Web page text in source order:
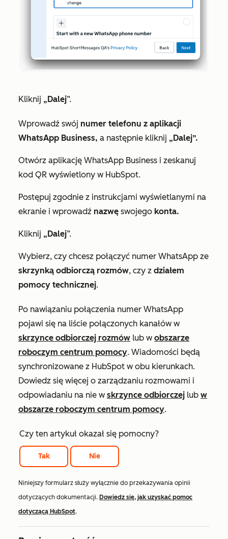
Kliknij „Dalej”.
Wprowadź swój numer telefonu z aplikacji
WhatsApp Business, a następnie kliknij „Dalej”.
Otwórz aplikację WhatsApp Business i zeskanuj
kod QR wyświetlony w HubSpot.
Postępuj zgodnie z instrukcjami wyświetlanymi na
ekranie i wprowadź nazwę swojego konta.
Kliknij „Dalej”.
Wybierz, czy chcesz połączyć numer WhatsApp ze
skrzynką odbiorczą rozmów, czy z działem
pomocy technicznej.
Po nawiązaniu połączenia numer WhatsApp
pojawi się na liście połączonych kanałów w
skrzynce odbiorczej rozmów lub w obszarze
roboczym centrum pomocy. Wiadomości będą
synchronizowane z HubSpot w obu kierunkach.
Dowiedz się więcej o zarządzaniu rozmowami i
odpowiadaniu na nie w skrzynce odbiorczej lub w
obszarze roboczym centrum pomocy.
Czy ten artykuł okazał się pomocny?
Tak Nie
Niniejszy formularz służy wyłącznie do przekazywania opinii
dotyczących dokumentacji. Dowiedz się, jak uzyskać pomoc
dotyczącą HubSpot.